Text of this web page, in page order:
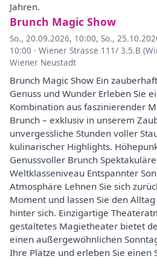
Jahren.
Brunch Magic Show
So., 20.09.2026, 10:00, So.,
10:00 · Wiener Strasse 111/ 3.5.B
Wiener Neustadt
Brunch Magic Show Ein
Genuss und Wunder Erleben Sie
Kombination aus faszinierender
Brunch – exklusiv in unserem
unvergessliche Stunden voller
kulinarischer Highlights.
Genussvoller Brunch
Weltklasseniveau Entspannter
Atmosphäre Lehnen Sie sich
Moment und lassen Sie den
hinter sich. Einzigartige
gestaltetes Magietheater bietet
einen außergewöhnlichen
Ihre Plätze und erleben Sie einen